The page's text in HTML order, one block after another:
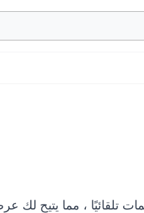
تلقائيًا ، مما يتيح